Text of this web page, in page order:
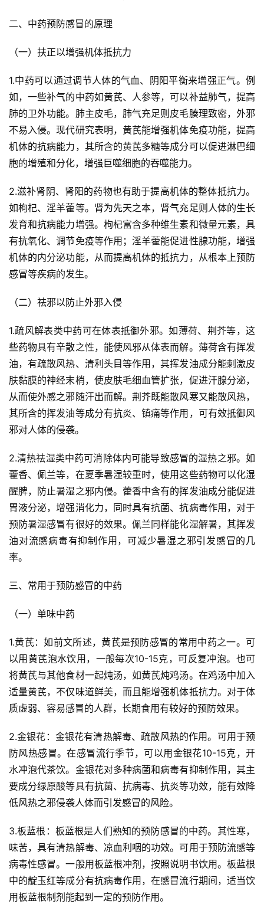
二、中药预防感冒的原理
（一）扶正以增强机体抵抗力
1.中药可以通过调节人体的气血、阴阳平衡来增强正气。例
如，一些补气的中药如黄芪、人参等，可以补益肺气，提高
肺的卫外功能。肺主皮毛，肺气充足则皮毛腠理致密，外邪
不易入侵。现代研究表明，黄芪能增强机体免疫功能，提高
机体的抗病能力，其所含的黄芪多糖等成分可以促进淋巴细
胞的增殖和分化，增强巨噬细胞的吞噬能力。
2.滋补肾阴、肾阳的药物也有助于提高机体的整体抵抗力。
如枸杞、淫羊藿等。肾为先天之本，肾气充足则人体的生长
发育和抗病能力增强。枸杞富含多种维生素和微量元素，具
有抗氧化、调节免疫等作用；淫羊藿能促进性腺功能，增强
机体的内分泌功能，从而提高机体的抵抗力，从根本上预防
感冒等疾病的发生。
（二）祛邪以防止外邪入侵
1.疏风解表类中药可在体表抵御外邪。如薄荷、荆芥等，这
些药物具有辛散之性，能使风邪从体表而解。薄荷含有挥发
油，有疏散风热、清利头目等作用，其挥发油成分能刺激皮
肤黏膜的神经末梢，使皮肤毛细血管扩张，促进汗腺分泌，
从而使外感之邪随汗出而解。荆芥既能散风寒又能散风热，
其所含的挥发油等成分有抗炎、镇痛等作用，可有效抵御风
邪对人体的侵袭。
2.清热祛湿类中药可消除体内可能导致感冒的湿热之邪。如
藿香、佩兰等，在夏季暑湿较重时，使用这些药物可以化湿
醒脾，防止暑湿之邪内侵。藿香中含有的挥发油成分能促进
胃液分泌，增强消化力，同时具有抗菌、抗病毒作用，对于
预防暑湿感冒有很好的效果。佩兰同样能化湿解暑，其挥发
油对流感病毒有抑制作用，可减少暑湿之邪引发感冒的几
率。
三、常用于预防感冒的中药
（一）单味中药
1.黄芪：如前文所述，黄芪是预防感冒的常用中药之一。可
以用黄芪泡水饮用，一般每次10-15克，可反复冲泡。也可
将黄芪与其他食材一起炖汤，如黄芪炖鸡汤。在鸡汤中加入
适量黄芪，不仅味道鲜美，而且能增强机体抵抗力。对于体
质虚弱、容易感冒的人群，长期食用有较好的预防效果。
2.金银花：金银花有清热解毒、疏散风热的作用。可用于预
防风热感冒。在感冒流行季节，可以用金银花10-15克，开
水冲泡代茶饮。金银花对多种病菌和病毒有抑制作用，其主
要成分绿原酸等具有抗菌、抗病毒、抗炎等功效，能有效降
低风热之邪侵袭人体而引发感冒的风险。
3.板蓝根：板蓝根是人们熟知的预防感冒的中药。其性寒，
味苦，具有清热解毒、凉血利咽的功效。可用于预防流感等
病毒性感冒。一般用板蓝根冲剂，按照说明书饮用。板蓝根
中的靛玉红等成分有抗病毒作用，在感冒流行期间，适当饮
用板蓝根制剂能起到一定的预防作用。